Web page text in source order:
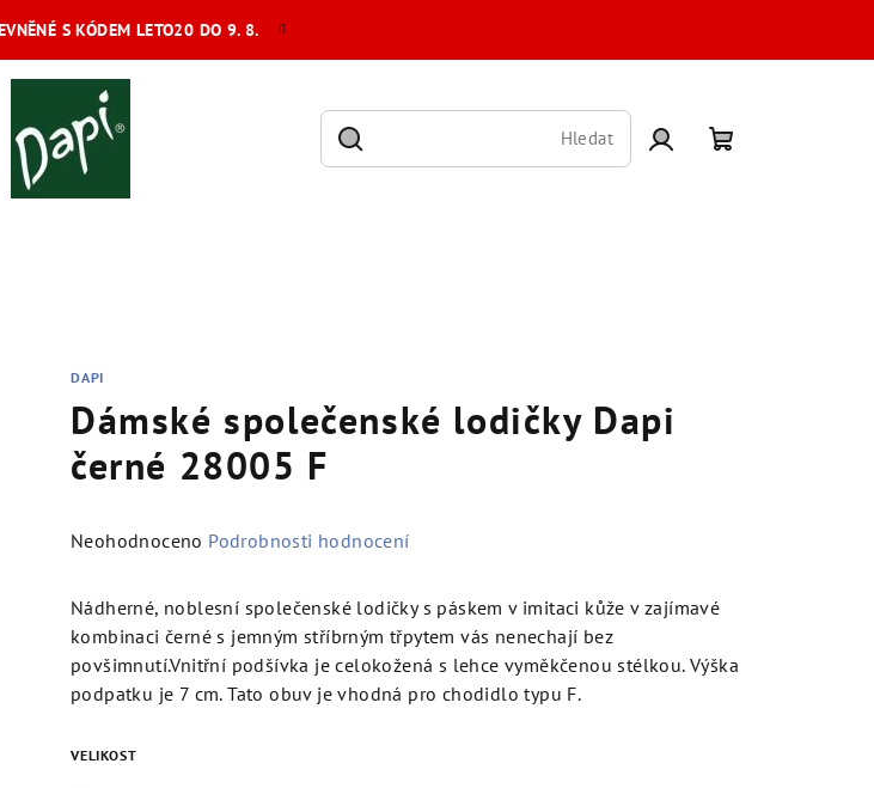
S KÓDEM LETO20 DO 9. 8.
Hledat
DAPI
Dámské společenské lodičky Dapi
černé 28005 F
Průměrné
produktu
je
z
5
Neohodnoceno Podrobnosti hodnocení
Nádherné, noblesní společenské lodičky s páskem v imitaci kůže v zajímavé
kombinaci černé s jemným stříbrným třpytem vás nenechají bez
povšimnutí.Vnitřní podšívka je celokožená s lehce vyměkčenou stélkou. Výška
podpatku je 7 cm. Tato obuv je vhodná pro chodidlo typu F.
VELIKOST